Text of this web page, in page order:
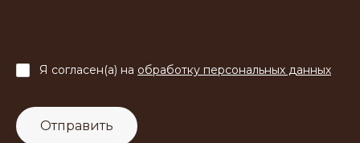
Отправить
Я согласен(а) на обработку персональных данных